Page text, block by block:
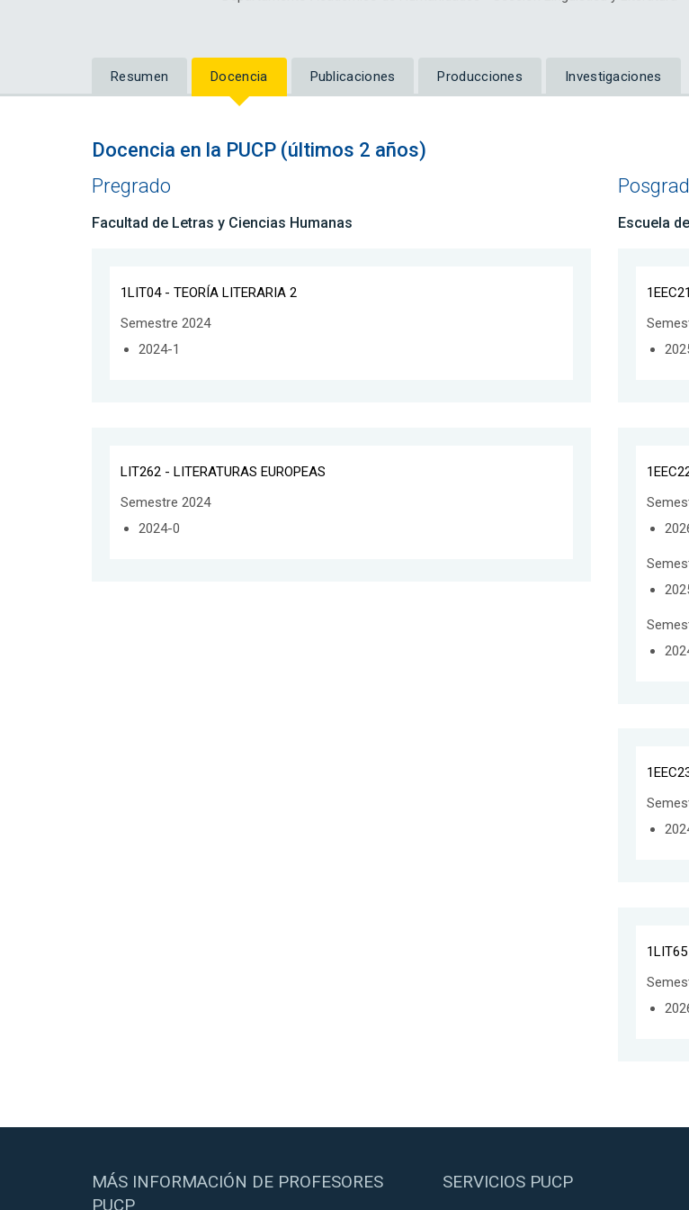
Resumen Docencia Publicaciones Producciones Investigaciones
Docencia en la PUCP (últimos 2 años)
Pregrado
Facultad de Letras y Ciencias Humanas
1LIT04 - TEORÍA LITERARIA 2
Semestre 2024
2024-1
LIT262 - LITERATURAS EUROPEAS
Semestre 2024
2024-0
Escuela
1LIT65
MÁS INFORMACIÓN DE PROFESORES
PUCP
SERVICIOS PUCP